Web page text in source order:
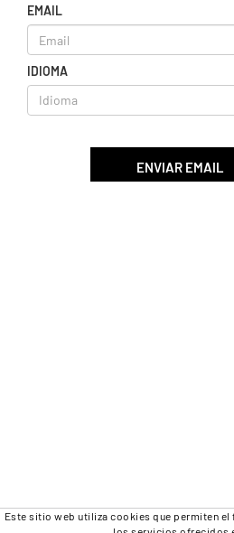
EMAIL
IDIOMA
Idioma
ENVIAR EMAIL
Este sitio web utiliza cookies que permiten